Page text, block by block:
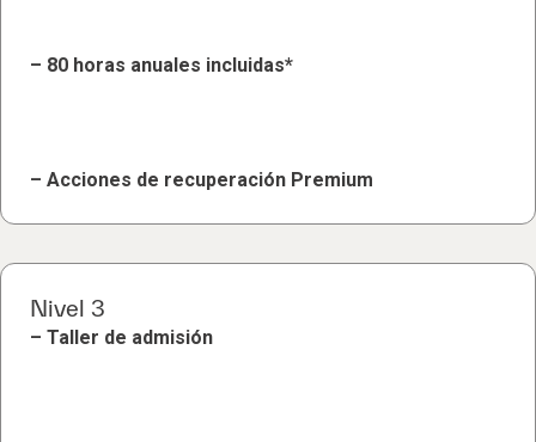
– 80 horas anuales incluidas*
– Acciones de recuperación Premium
Nivel 3
– Taller de admisión